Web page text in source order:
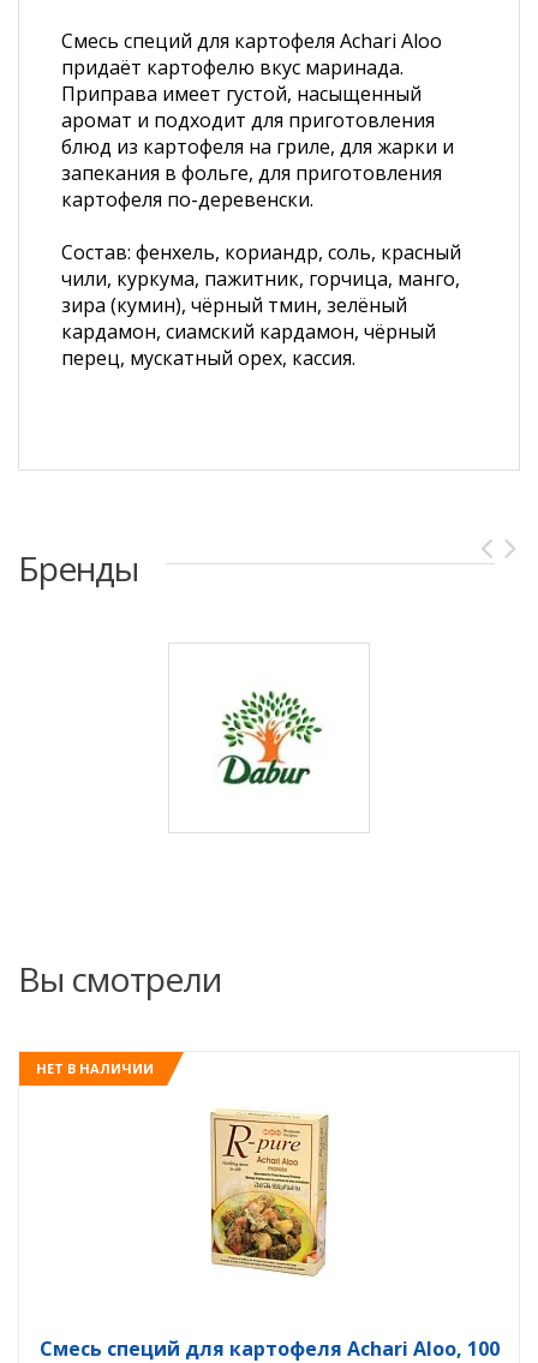
Смесь специй для картофеля Achari Aloo
придаёт картофелю вкус маринада.
Приправа имеет густой, насыщенный
аромат и подходит для приготовления
блюд из картофеля на гриле, для жарки и
запекания в фольге, для приготовления
картофеля по-деревенски.
Состав: фенхель, кориандр, соль, красный
чили, куркума, пажитник, горчица, манго,
зира (кумин), чёрный тмин, зелёный
кардамон, сиамский кардамон, чёрный
перец, мускатный орех, кассия.
Бренды
Вы смотрели
НЕТ В НАЛИЧИИ
Смесь специй для картофеля Achari Aloo, 100